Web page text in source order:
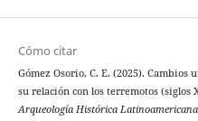
Cómo citar
Gómez Osorio, C. E. (2025).
su relación con los terremotos (siglos
Arqueología Histórica Latinoamericana